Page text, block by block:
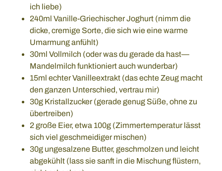
ich liebe)
240ml Vanille-Griechischer Joghurt (nimm die
dicke, cremige Sorte, die sich wie eine warme
Umarmung anfühlt)
30ml Vollmilch (oder was du gerade da hast—
Mandelmilch funktioniert auch wunderbar)
15ml echter Vanilleextrakt (das echte Zeug macht
den ganzen Unterschied, vertrau mir)
30g Kristallzucker (gerade genug Süße, ohne zu
übertreiben)
2 große Eier, etwa 100g (Zimmertemperatur lässt
sich viel geschmeidiger mischen)
30g ungesalzene Butter, geschmolzen und leicht
abgekühlt (lass sie sanft in die Mischung flüstern,